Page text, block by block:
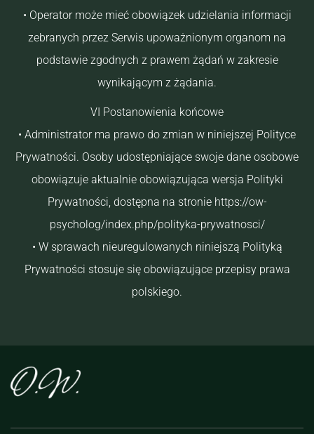
• Operator może mieć obowiązek udzielania informacji
zebranych przez Serwis upoważnionym organom na
podstawie zgodnych z prawem żądań w zakresie
wynikającym z żądania.
VI Postanowienia końcowe
• Administrator ma prawo do zmian w niniejszej Polityce
Prywatności. Osoby udostępniające swoje dane osobowe
obowiązuje aktualnie obowiązująca wersja Polityki
Prywatności, dostępna na stronie https://ow-
psycholog/index.php/polityka-prywatnosci/
• W sprawach nieuregulowanych niniejszą Polityką
Prywatności stosuje się obowiązujące przepisy prawa
polskiego.